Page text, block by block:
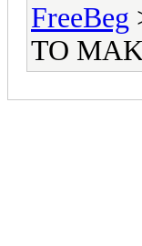
FreeBeg
TO